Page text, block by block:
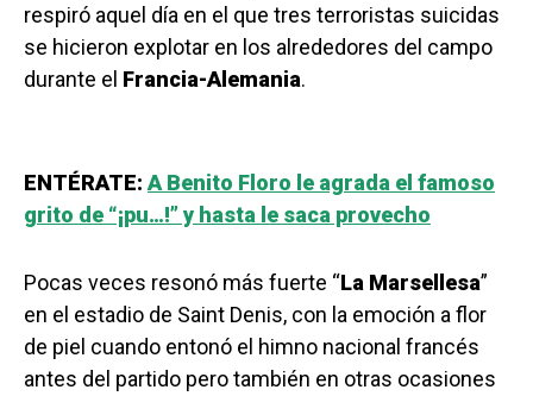
respiró aquel día en el que tres terroristas suicidas
se hicieron explotar en los alrededores del campo
durante el Francia-Alemania.
ENTÉRATE: A Benito Floro le agrada el famoso
grito de “¡pu…!” y hasta le saca provecho
Pocas veces resonó más fuerte “La Marsellesa”
en el estadio de Saint Denis, con la emoción a flor
de piel cuando entonó el himno nacional francés
antes del partido pero también en otras ocasiones